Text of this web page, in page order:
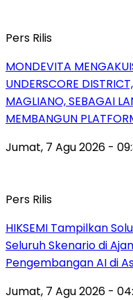
Pers Rilis
MONDEVITA
UNDERSCORE
MAGLIANO, SEBAGAI
MEMBANGUN
Jumat, 7 Agu 2026 -
Pers Rilis
HIKSEMI Tampilkan
Seluruh Skenario di
Pengembangan AI di
Jumat, 7 Agu 2026 -